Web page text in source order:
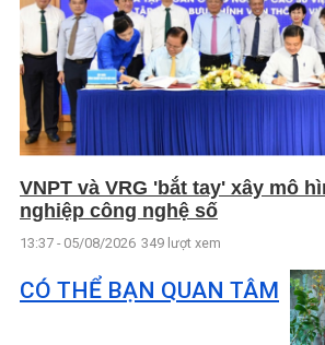
VNPT và VRG 'bắt tay' xây mô
nghiệp công nghệ số
13:37 - 05/08/2026 349 lượt xem
CÓ THỂ BẠN QUAN TÂM